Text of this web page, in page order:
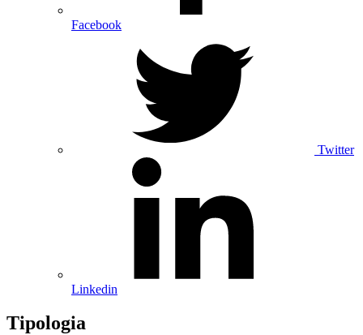
Facebook
Twitter
Linkedin
Tipologia